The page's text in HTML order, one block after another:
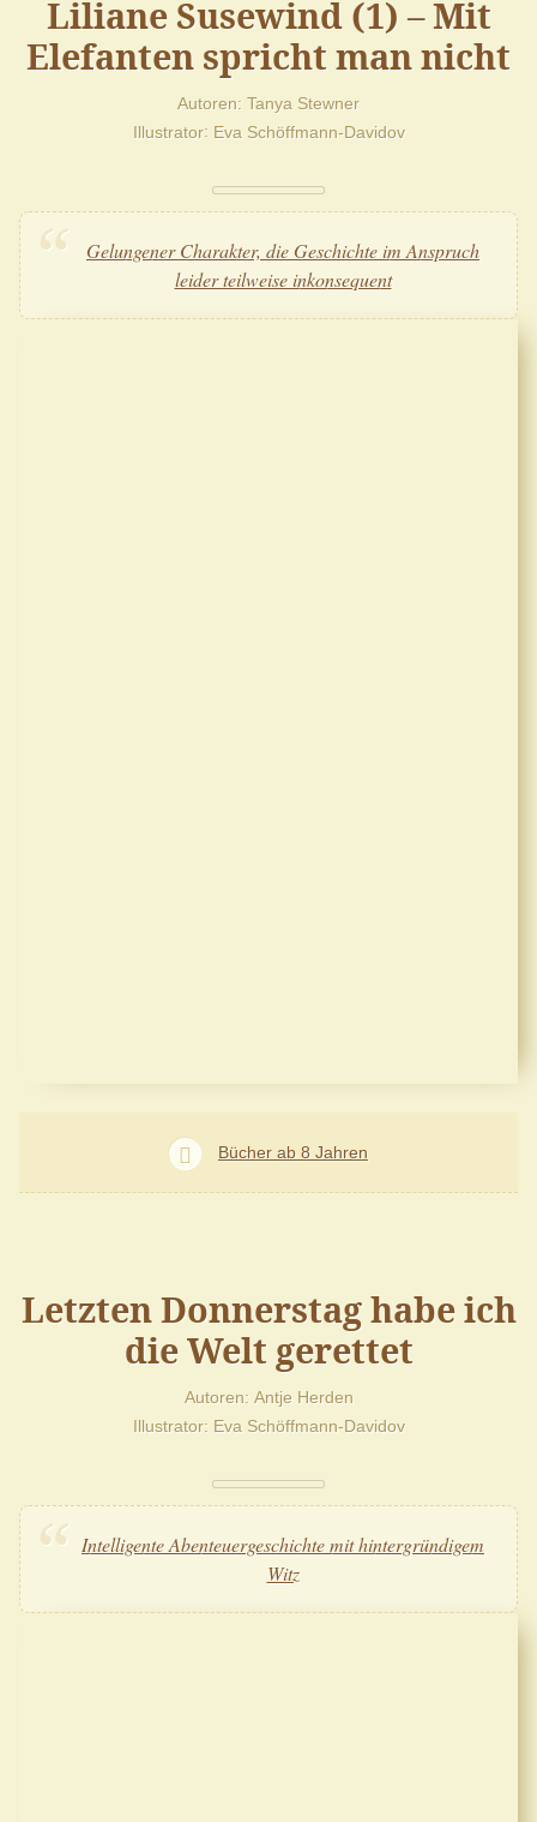
Liliane Susewind (1) – Mit
Elefanten spricht man nicht
Autoren Tanya Stewner
Illustrator Eva Schöffmann-Davidov
Gelungener Charakter, die Geschichte im Anspruch
leider teilweise inkonsequent
Bücher ab 8 Jahren
Letzten Donnerstag habe ich
die Welt gerettet
Autoren Antje Herden
Illustrator Eva Schöffmann-Davidov
Intelligente Abenteuergeschichte mit hintergründigem
Witz